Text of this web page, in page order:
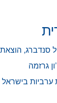
סנדברג,
גרזמה
ערביות בישראל